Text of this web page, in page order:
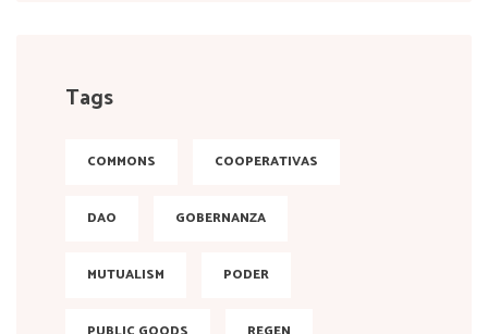
Tags
COMMONS COOPERATIVAS
DAO GOBERNANZA
MUTUALISM PODER